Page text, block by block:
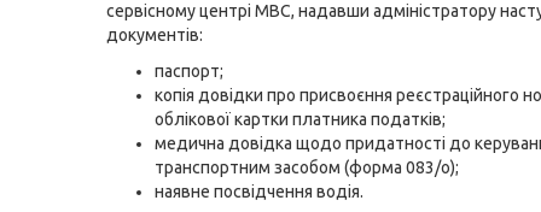
сервісному центрі МВС, надавши адміністратору
документів:
паспорт;
копія довідки про присвоєння реєстраційного
облікової картки платника податків;
медична довідка щодо придатності до
транспортним засобом (форма 083/о);
наявне посвідчення водія.